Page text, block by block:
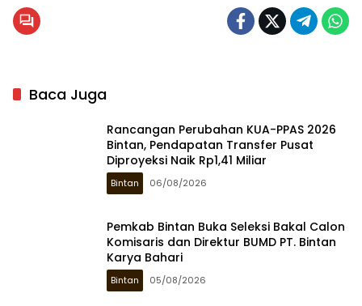
Baca Juga
Rancangan Perubahan KUA-PPAS 2026
Bintan, Pendapatan Transfer Pusat
Diproyeksi Naik Rp1,41 Miliar
Bintan 06/08/2026
Pemkab Bintan Buka Seleksi Bakal Calon
Komisaris dan Direktur BUMD PT. Bintan
Karya Bahari
Bintan 05/08/2026